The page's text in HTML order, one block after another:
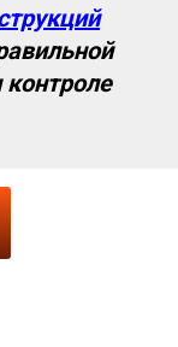
контроле